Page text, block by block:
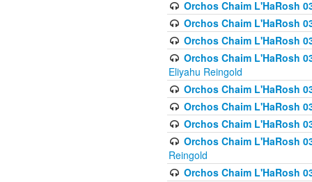
Orchos Chaim L'HaRosh
Orchos Chaim L'HaRosh
Orchos Chaim L'HaRosh
Orchos Chaim L'HaRosh
Eliyahu Reingold
Orchos Chaim L'HaRosh
Orchos Chaim L'HaRosh
Orchos Chaim L'HaRosh
Orchos Chaim L'HaRosh
Reingold
Orchos Chaim L'HaRosh